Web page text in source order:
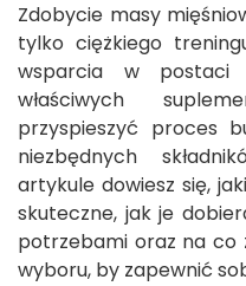
Zdobycie masy
tylko ciężkiego
wsparcia w postaci
właściwych
przyspieszyć proces
niezbędnych
artykule dowiesz się,
skuteczne, jak je
potrzebami oraz na co
wyboru, by zapewnić